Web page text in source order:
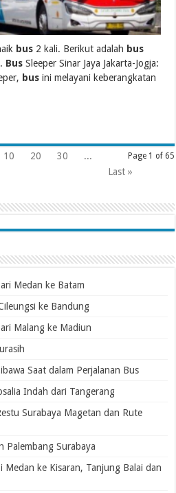
bus 2 kali. Berikut adalah bus
Bus Sleeper Sinar Jaya Jakarta-Jogja:
bus ini melayani keberangkatan
Page 1 of 65
10 20 30
...
Last »
Medan ke Batam
ke Bandung
Malang ke Madiun
Saat dalam Perjalanan Bus
Indah dari Tangerang
Surabaya Magetan dan Rute
Palembang Surabaya
Medan ke Kisaran, Tanjung Balai dan